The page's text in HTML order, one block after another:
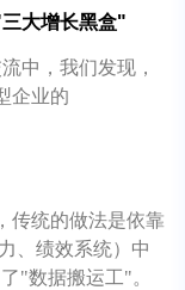
大增长黑盒"
中，我们发现，
企业的
传统的做法是依靠
、绩效系统）中
"数据搬运工"。